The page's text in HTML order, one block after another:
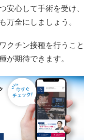
安心して手術を受け、
万全にしましょう。
クチン接種を行うこと
が期待できます。